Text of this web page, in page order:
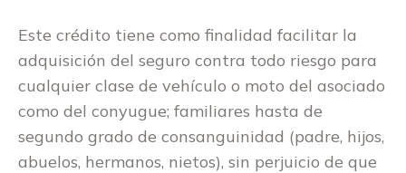
Este crédito tiene como finalidad facilitar la
adquisición del seguro contra todo riesgo para
cualquier clase de vehículo o moto del asociado
como del conyugue; familiares hasta de
segundo grado de consanguinidad (padre, hijos,
abuelos, hermanos, nietos), sin perjuicio de que